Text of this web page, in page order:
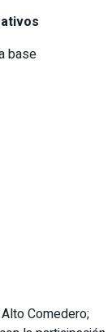
base
Comedero;